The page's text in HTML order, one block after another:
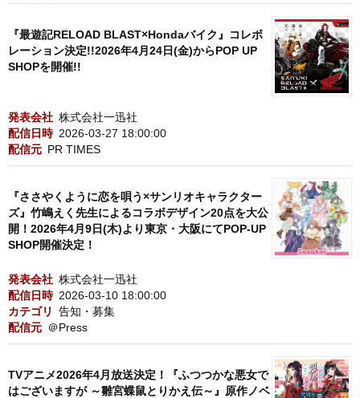
『最遊記RELOAD BLAST×Hondaバイク』コレボ
レーション決定!!2026年4月24日(金)からPOP UP
SHOPを開催!!
発表会社 株式会社一迅社
配信日時 2026-03-27 18:00:00
配信元 PR TIMES
『ささやくように恋を唄う×サンリオキャラクター
ズ』竹嶋えく先生によるコラボデザイン20点を大公
開！2026年4月9日(木)より東京・大阪にてPOP-UP
SHOP開催決定！
発表会社 株式会社一迅社
配信日時 2026-03-10 18:00:00
カテゴリ
告知・募集
配信元 ＠Press
TVアニメ2026年4月放送決定！『ふつつかな悪女で
はございますが ～雛宮蝶鼠とりかえ伝～』原作ノベ